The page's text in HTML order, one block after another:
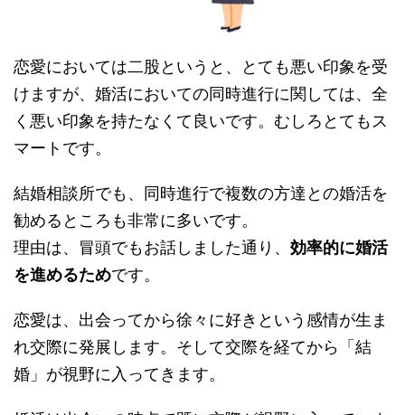
恋愛においては二股というと、とても悪い印象を受
けますが、婚活においての同時進行に関しては、全
く悪い印象を持たなくて良いです。むしろとてもス
マートです。
結婚相談所でも、同時進行で複数の方達との婚活を
勧めるところも非常に多いです。
理由は、冒頭でもお話しました通り、 効率的に婚活
を進めるためです。
恋愛は、出会ってから徐々に好きという感情が生ま
れ交際に発展します。そして交際を経てから「結
婚」が視野に入ってきます。